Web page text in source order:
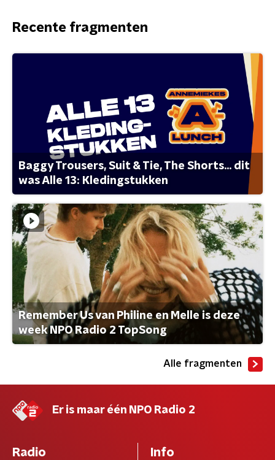
Recente fragmenten
Baggy Trousers, Suit & Tie, The Shorts... dit
was Alle 13: Kledingstukken
Remember Us van Philine en Melle is deze
week NPO Radio 2 TopSong
Alle fragmenten
Er is maar één NPO Radio 2
Radio Info